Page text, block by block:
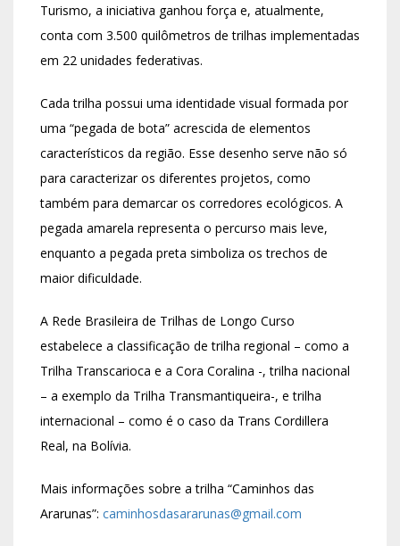
Turismo, a iniciativa ganhou força e, atualmente,
conta com 3.500 quilômetros de trilhas implementadas
em 22 unidades federativas.
Cada trilha possui uma identidade visual formada por
uma “pegada de bota” acrescida de elementos
característicos da região. Esse desenho serve não só
para caracterizar os diferentes projetos, como
também para demarcar os corredores ecológicos. A
pegada amarela representa o percurso mais leve,
enquanto a pegada preta simboliza os trechos de
maior dificuldade.
A Rede Brasileira de Trilhas de Longo Curso
estabelece a classificação de trilha regional – como a
Trilha Transcarioca e a Cora Coralina -, trilha nacional
– a exemplo da Trilha Transmantiqueira-, e trilha
internacional – como é o caso da Trans Cordillera
Real, na Bolívia.
Mais informações sobre a trilha “Caminhos das
Ararunas”: caminhosdasararunas@gmail.com